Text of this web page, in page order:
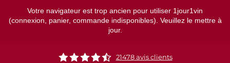
Votre navigateur est trop ancien pour utiliser 1jour1vin
(connexion, panier, commande indisponibles). Veuillez le mettre à
jour.
21478avis clients